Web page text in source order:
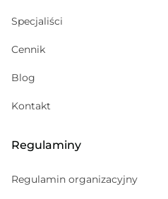
Pediatria
Gabinet zabiegowy
Psychoterapeuta
Specjaliści
Cennik
Blog
Kontakt
Regulaminy
Regulamin organizacyjny